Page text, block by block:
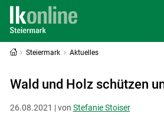
Steiermark Aktuelles
Wald und Holz schützen
26.08.2021 | von Stefanie Stoiser